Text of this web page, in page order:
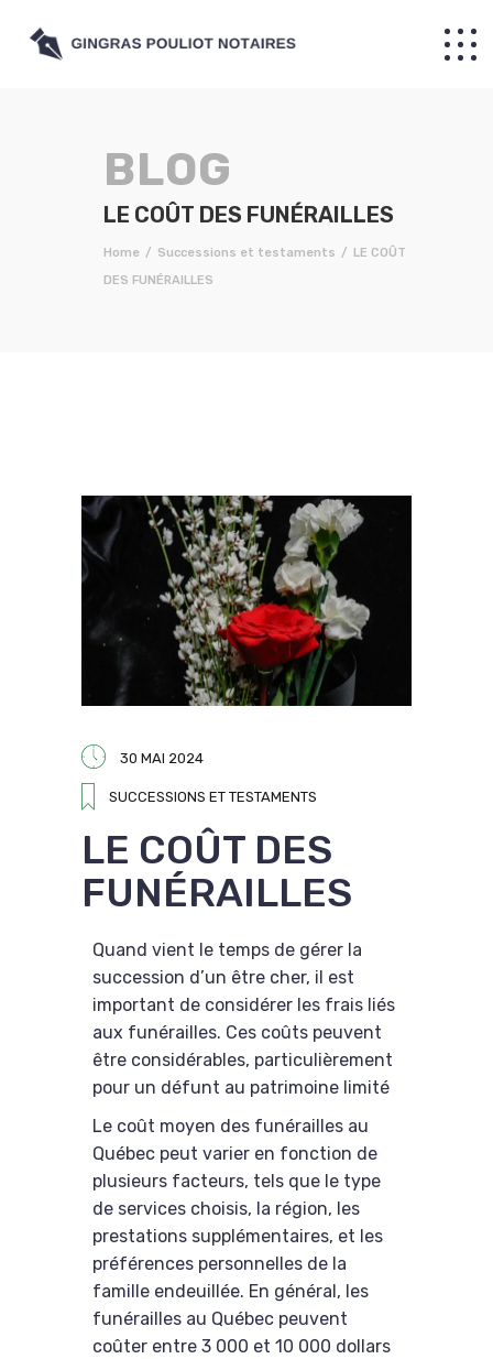
LE COÛT DES FUNÉRAILLES
Home Successions et testaments
LE COÛT
DES FUNÉRAILLES
30 MAI 2024
SUCCESSIONS ET TESTAMENTS
LE COÛT DES
FUNÉRAILLES
Quand vient le temps de gérer la
succession d’un être cher, il est
important de considérer les frais liés
aux funérailles. Ces coûts peuvent
être considérables, particulièrement
pour un défunt au patrimoine limité
Le coût moyen des funérailles au
Québec peut varier en fonction de
plusieurs facteurs, tels que le type
de services choisis, la région, les
prestations supplémentaires, et les
préférences personnelles de la
famille endeuillée. En général, les
funérailles au Québec peuvent
coûter entre 3 000 et 10 000 dollars